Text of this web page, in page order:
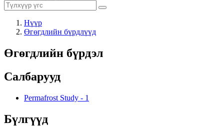
Нүүр
Өгөгдлийн бүрдлүүд
Өгөгдлийн бүрдэл
Салбарууд
Permafrost Study - 1
Бүлгүүд